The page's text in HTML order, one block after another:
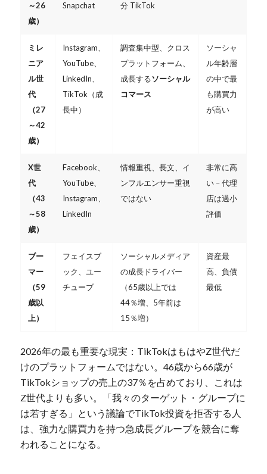
～26
歳）
Snapchat
分 TikTok
ミレ
ニア
ル世
代
（27
～42
歳）
Instagram、
YouTube、
LinkedIn、
TikTok（成
長中）
調査集中型、クロス
プラットフォーム、
成長するソーシャル
コマース
ソーシャ
ル年齢層
の中で最
も購買力
が高い
X世
代
（43
～58
歳）
Facebook、
YouTube、
Instagram、
LinkedIn
情報重視、長文、イ
ンフルエンサー重視
ではない
非常に高
い – 代理
店は過小
評価
ブー
マー
（59
歳以
上）
フェイスブ
ック、ユー
チューブ
ソーシャルメディア
の成長ドライバー
（65歳以上では
44％増、5年前は
15％増）
資産最
高、負債
最低
2026年の最も重要な現実：TikTokはもはやZ世代だ
けのプラットフォームではない。46歳から66歳が
TikTokショップの売上の37％を占めており、これは
Z世代よりも多い。「我々のターゲット・グループに
は若すぎる」という議論でTikTok投資を拒否する人
は、強力な購買力を持つ急成長グループを競合に奪
われることになる。